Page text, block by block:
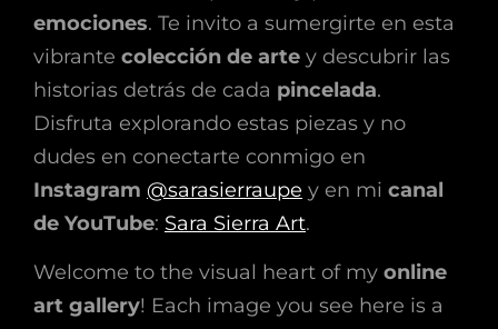
emociones. Te invito a sumergirte en esta
vibrante colección de arte y descubrir las
historias detrás de cada pincelada.
Disfruta explorando estas piezas y no
dudes en conectarte conmigo en
Instagram @sarasierraupe y en mi canal
de YouTube: Sara Sierra Art.
Welcome to the visual heart of my online
art gallery! Each image you see here is a